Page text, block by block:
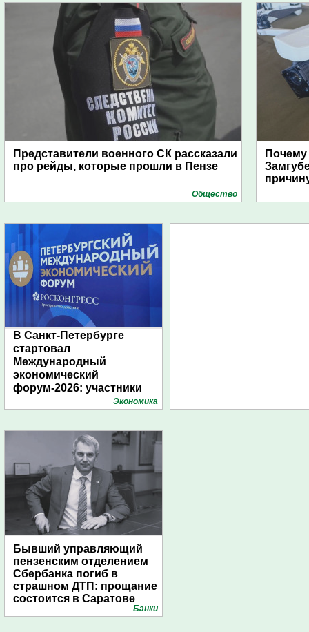
Представители военного СК рассказали
про рейды, которые прошли в Пензе
Общество
В Санкт-Петербурге
стартовал
Международный
экономический
форум-2026: участники
подготовили креативные
Экономика
Бывший управляющий
пензенским отделением
Сбербанка погиб в
страшном ДТП: прощание
состоится в Саратове
Банки